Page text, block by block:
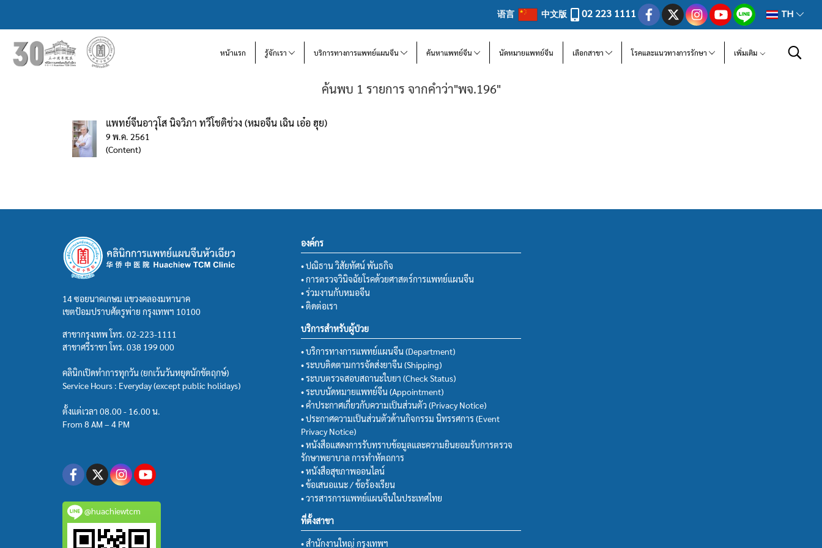
语言 中文版 02 223 1111 TH
หน้าแรก รู้จักเรา บริการทางการแพทย์แผนจีน ค้นหาแพทย์จีน นัดหมายแพทย์จีน เลือกสาขา โรคและแนวทางการรักษา เพิ่มเติม
ค้นพบ 1 รายการ จากคำว่า"พจ.196"
แพทย์จีนอาวุโส นิจวิภา ทวีโชติช่วง (หมอจีน เฉิน เอ๋อ ฮุย)
9 พ.ค. 2561
(Content)
14 ซอยนาคเกษม แขวงคลองมหานาค
เขตป้อมปราบศัตรูพ่าย กรุงเทพฯ 10100
สาขากรุงเทพ โทร. 02-223-1111
สาขาศรีราชา โทร. 038 199 000
คลินิกเปิดทำการทุกวัน (ยกเว้นวันหยุดนักขัตฤกษ์)
Service Hours : Everyday (except public holidays)
ตั้งแต่เวลา 08.00 - 16.00 น.
From 8 AM – 4 PM
@huachiewtcm
องค์กร
• ปณิธาน วิสัยทัศน์ พันธกิจ
• การตรวจวินิจฉัยโรคด้วยศาสตร์การแพทย์แผนจีน
• ร่วมงานกับหมอจีน
• ติดต่อเรา
บริการสำหรับผู้ป่วย
• บริการทางการแพทย์แผนจีน (Department)
• ระบบติดตามการจัดส่งยาจีน (Shipping)
• ระบบตรวจสอบสถานะใบยา (Check Status)
• ระบบนัดหมายแพทย์จีน (Appointment)
• คำประกาศเกี่ยวกับความเป็นส่วนตัว (Privacy Notice)
• ประกาศความเป็นส่วนตัวด้านกิจกรรม นิทรรศการ (Event
Privacy Notice)
• หนังสือแสดงการรับทราบข้อมูลและความยินยอมรับการตรวจ
รักษาพยาบาล การทำหัตถการ
• หนังสือสุขภาพออนไลน์
• ข้อเสนอแนะ / ข้อร้องเรียน
• วารสารการแพทย์แผนจีนในประเทศไทย
ที่ตั้งสาขา
• สำนักงานใหญ่ กรุงเทพฯ